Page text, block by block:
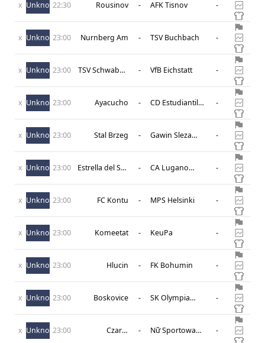
x Unknown22:30 Rousinov - AFK Tisnov -
x Unknown23:00 Nurnberg Am - TSV Buchbach -
x Unknown23:00
TSV Schwaben
- VfB Eichstatt -
x Unknown23:00 Ayacucho -
CD Estudiantil
-
x Unknown23:00 Stal Brzeg -
Gawin Sleza
-
x Unknown23:00
Estrella del Sur
-
CA Lugano
-
x Unknown23:00 FC Kontu - MPS Helsinki -
x Unknown23:00 Komeetat - KeuPa -
x Unknown23:00 Hlucin - FK Bohumin -
x Unknown23:00 Boskovice -
SK Olympia
-
x Unknown23:00
Czarni
-
Nữ Sportowa
-